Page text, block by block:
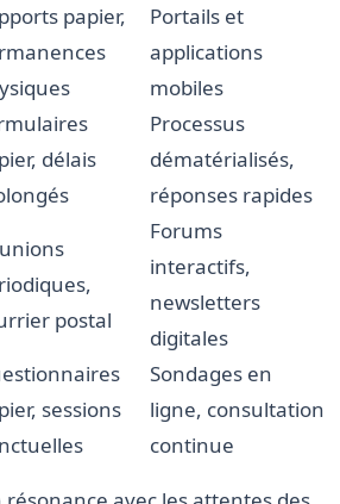
papier,
Portails et
applications
mobiles
délais
Processus
dématérialisés,
réponses rapides
postal
Forums
interactifs,
newsletters
digitales
sessions
Sondages en
ligne, consultation
continue